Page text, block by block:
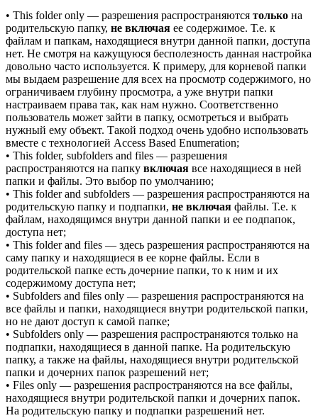
• This folder only — разрешения распространяются только на
родительскую папку, не включая ее содержимое. Т.е. к
файлам и папкам, находящиеся внутри данной папки, доступа
нет. Не смотря на кажущуюся бесполезность данная настройка
довольно часто используется. К примеру, для корневой папки
мы выдаем разрешение для всех на просмотр содержимого, но
ограничиваем глубину просмотра, а уже внутри папки
настраиваем права так, как нам нужно. Соответственно
пользователь может зайти в папку, осмотреться и выбрать
нужный ему объект. Такой подход очень удобно использовать
вместе с технологией Access Based Enumeration;
• This folder, subfolders and files — разрешения
распространяются на папку включая все находящиеся в ней
папки и файлы. Это выбор по умолчанию;
• This folder and subfolders — разрешения распространяются на
родительскую папку и подпапки, не включая файлы. Т.е. к
файлам, находящимся внутри данной папки и ее подпапок,
доступа нет;
• This folder and files — здесь разрешения распространяются на
саму папку и находящиеся в ее корне файлы. Если в
родительской папке есть дочерние папки, то к ним и их
содержимому доступа нет;
• Subfolders and files only — разрешения распространяются на
все файлы и папки, находящиеся внутри родительской папки,
но не дают доступ к самой папке;
• Subfolders only — разрешения распространяются только на
подпапки, находящиеся в данной папке. На родительскую
папку, а также на файлы, находящиеся внутри родительской
папки и дочерних папок разрешений нет;
• Files only — разрешения распространяются на все файлы,
находящиеся внутри родительской папки и дочерних папок.
На родительскую папку и подпапки разрешений нет.